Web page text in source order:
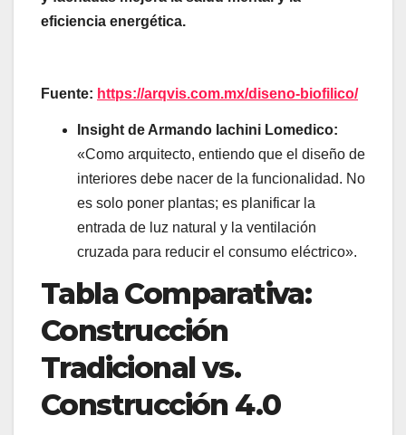
eficiencia energética.
Fuente: https://arqvis.com.mx/diseno-biofilico/
Insight de Armando Iachini Lomedico:
«Como arquitecto, entiendo que el diseño de
interiores debe nacer de la funcionalidad. No
es solo poner plantas; es planificar la
entrada de luz natural y la ventilación
cruzada para reducir el consumo eléctrico».
Tabla Comparativa:
Construcción
Tradicional vs.
Construcción 4.0